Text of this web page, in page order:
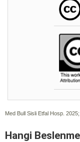
Med Bull Sisli Etfal Hosp.
Hangi